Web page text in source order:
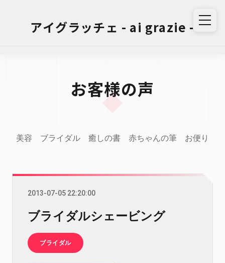
アイグラッチェ - ai grazie -
お客様の声
美容 ブライダル 癒しの書 赤ちゃんの筆 お便り
2013-07-05 22:20:00
ブライダルシェービング
ブライダル